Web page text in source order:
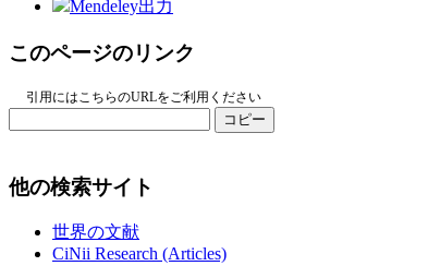
Mendeley出力
このページのリンク
引用にはこちらのURLをご利用ください
コピー
他の検索サイト
世界の文献
CiNii Research (Articles)